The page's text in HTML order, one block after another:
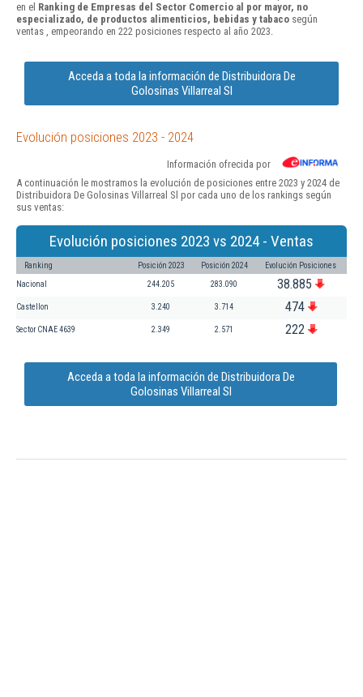
en el Ranking de Empresas del Sector Comercio al por mayor, no
especializado, de productos alimenticios, bebidas y tabaco según
ventas , empeorando en 222 posiciones respecto al año 2023.
Acceda a toda la información de Distribuidora De
Golosinas Villarreal Sl
Evolución posiciones 2023 - 2024
Información ofrecida por
A continuación le mostramos la evolución de posiciones entre 2023 y 2024 de
Distribuidora De Golosinas Villarreal Sl por cada uno de los rankings según
sus ventas:
Evolución posiciones 2023 vs 2024 - Ventas
Ranking Posición 2023 Posición 2024 Evolución Posiciones
Nacional 244.205 283.090 38.885
Castellon 3.240 3.714 474
Sector CNAE 4639 2.349 2.571 222
Acceda a toda la información de Distribuidora De
Golosinas Villarreal Sl